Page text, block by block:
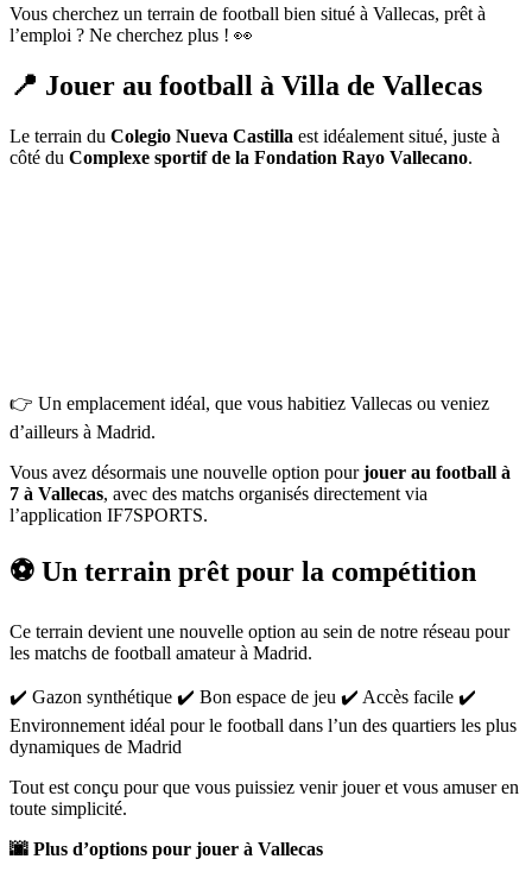
Vous cherchez un terrain de football bien situé à Vallecas, prêt à
l’emploi ? Ne cherchez plus ! 👀
📍 Jouer au football à Villa de Vallecas
Le terrain du Colegio Nueva Castilla est idéalement situé, juste à
côté du Complexe sportif de la Fondation Rayo Vallecano.
👉 Un emplacement idéal, que vous habitiez Vallecas ou veniez
d’ailleurs à Madrid.
Vous avez désormais une nouvelle option pourjouer au football à
7 à Vallecas, avec des matchs organisés directement via
l’application IF7SPORTS.
⚽ Un terrain prêt pour la compétition
Ce terrain devient une nouvelle option au sein de notre réseau pour
les matchs de football amateur à Madrid.
✔️ Gazon synthétique ✔️ Bon espace de jeu ✔️ Accès facile ✔️
Environnement idéal pour le football dans l’un des quartiers les plus
dynamiques de Madrid
Tout est conçu pour que vous puissiez venir jouer et vous amuser en
toute simplicité.
🌆 Plus d’options pour jouer à Vallecas